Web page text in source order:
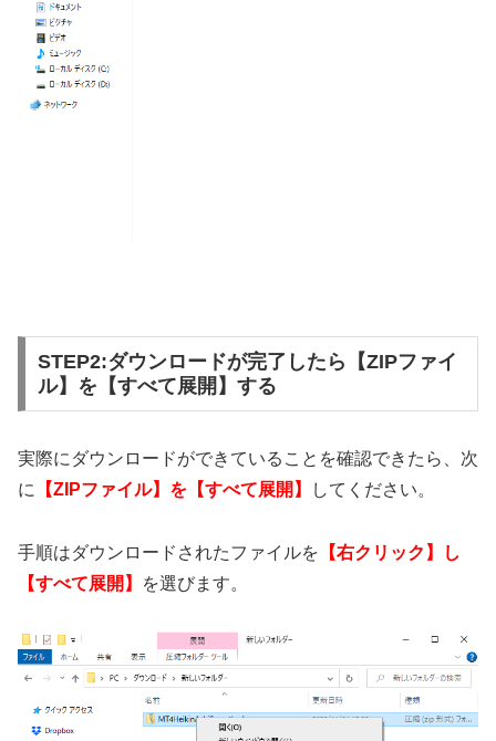
STEP2:ダウンロードが完了したら【ZIPファイ
ル】を【すべて展開】する
実際にダウンロードができていることを確認できたら、次
に
【ZIPファイル】を【すべて展開】 してください。
手順はダウンロードされたファイルを 【右クリック】し
【すべて展開】
を選びます。